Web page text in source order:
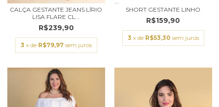
CALÇA GESTANTE JEANS LÍRIO
LISA FLARE CL...
R$239,90
3 x de R$79,97 sem juros
SHORT GESTANTE LINHO
R$159,90
3 x de R$53,30 sem juros